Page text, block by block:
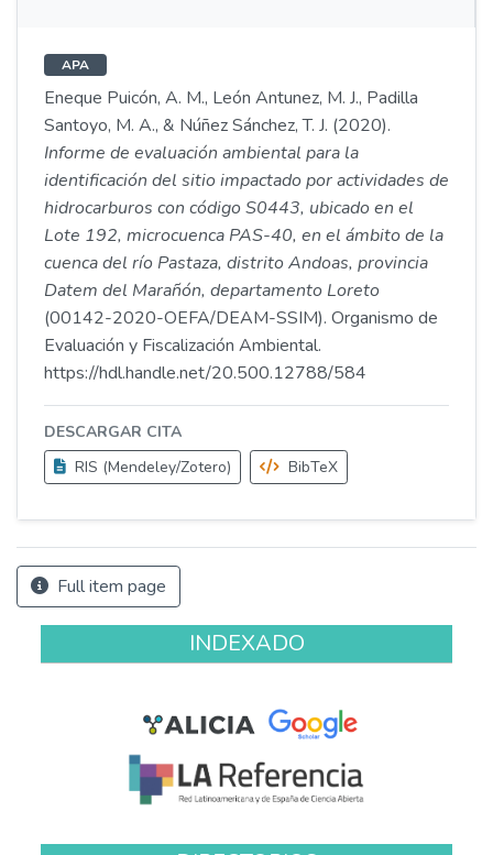
APA
Eneque Puicón, A. M., León Antunez, M. J., Padilla
Santoyo, M. A., & Núñez Sánchez, T. J. (2020).
Informe de evaluación ambiental para la
identificación del sitio impactado por actividades de
hidrocarburos con código S0443, ubicado en el
Lote 192, microcuenca PAS-40, en el ámbito de la
cuenca del río Pastaza, distrito Andoas, provincia
Datem del Marañón, departamento Loreto
(00142-2020-OEFA/DEAM-SSIM). Organismo de
Evaluación y Fiscalización Ambiental.
https://hdl.handle.net/20.500.12788/584
DESCARGAR CITA
RIS (Mendeley/Zotero)
BibTeX
Full item page
INDEXADO